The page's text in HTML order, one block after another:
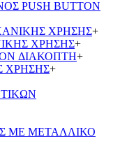
PUSH BUTTON
ΧΡΗΣΗΣ+
ΧΡΗΣΗΣ+
ΔΙΑΚΟΠΤΗ+
ΧΡΗΣΗΣ+
ΜΕ ΜΕΤΑΛΛΙΚΟ